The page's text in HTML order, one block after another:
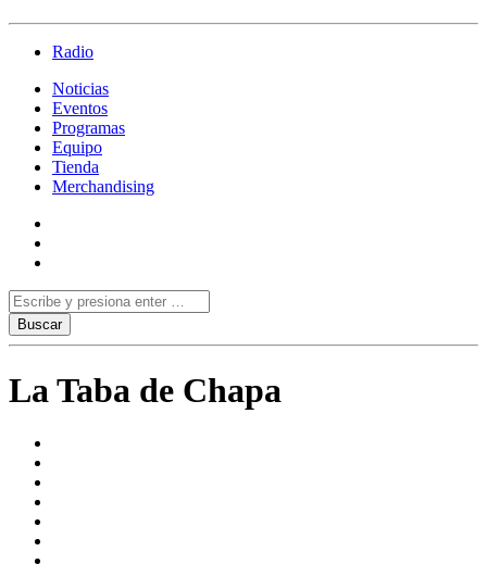
Radio
Noticias
Eventos
Programas
Equipo
Tienda
Merchandising
La Taba de Chapa